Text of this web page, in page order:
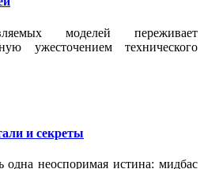
моделей переживает
ужесточением технического
и секреты
одна неоспоримая истина: мидбас